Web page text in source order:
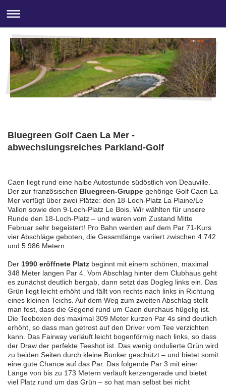
Bluegreen Golf Caen La Mer -
abwechslungsreiches Parkland-Golf
Caen liegt rund eine halbe Autostunde südöstlich von Deauville.
Der zur französischen Bluegreen-Gruppe gehörige Golf Caen La
Mer verfügt über zwei Plätze: den 18-Loch-Platz La Plaine/Le
Vallon sowie den 9-Loch-Platz Le Bois. Wir wählten für unsere
Runde den 18-Loch-Platz – und waren vom Zustand Mitte
Februar sehr begeistert! Pro Bahn werden auf dem Par 71-Kurs
vier Abschläge geboten, die Gesamtlänge variiert zwischen 4.742
und 5.986 Metern.
Der 1990 eröffnete Platz beginnt mit einem schönen, maximal
348 Meter langen Par 4. Vom Abschlag hinter dem Clubhaus geht
es zunächst deutlich bergab, dann setzt das Dogleg links ein. Das
Grün liegt leicht erhöht und fällt von rechts nach links in Richtung
eines kleinen Teichs. Auf dem Weg zum zweiten Abschlag stellt
man fest, dass die Gegend rund um Caen durchaus hügelig ist.
Die Teeboxen des maximal 309 Meter kurzen Par 4s sind deutlich
erhöht, so dass man getrost auf den Driver vom Tee verzichten
kann. Das Fairway verläuft leicht bogenförmig nach links, so dass
der Draw der perfekte Teeshot ist. Das wenig ondulierte Grün wird
zu beiden Seiten durch kleine Bunker geschützt – und bietet somit
eine gute Chance auf das Par. Das folgende Par 3 mit einer
Länge von bis zu 173 Metern verläuft kerzengerade und bietet
viel Platz rund um das Grün – so hat man selbst bei nicht